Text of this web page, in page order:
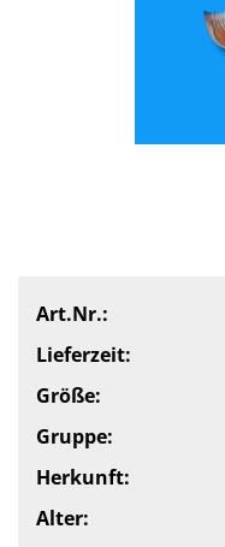
Art.Nr.:
Lieferzeit:
Größe:
Gruppe:
Herkunft:
Alter: